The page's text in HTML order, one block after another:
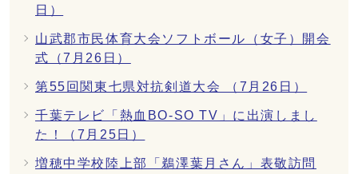
日）
山武郡市民体育大会ソフトボール（女子）開会
式（7月26日）
第55回関東七県対抗剣道大会 （7月26日）
千葉テレビ「熱血BO‐SO TV」に出演しまし
た！（7月25日）
増穂中学校陸上部「鵜澤葉月さん」表敬訪問